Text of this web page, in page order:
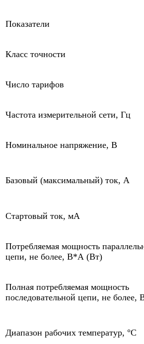
Показатели
Класс точности
Число тарифов
Частота измерительной сети, Гц
Номинальное напряжение, В
Базовый (максимальный) ток, А
Стартовый ток, мА
Потребляемая мощность
цепи, не более, В*А (Вт)
Полная потребляемая мощность
последовательной цепи, не более,
Диапазон рабочих температур, °С